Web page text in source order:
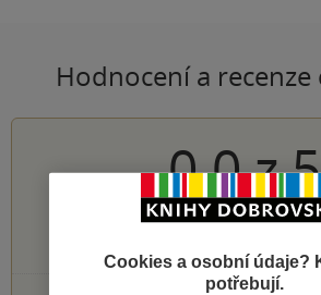
Hodnocení a recenze
0.0z5
Cookies a osobní údaje?
potřebují.